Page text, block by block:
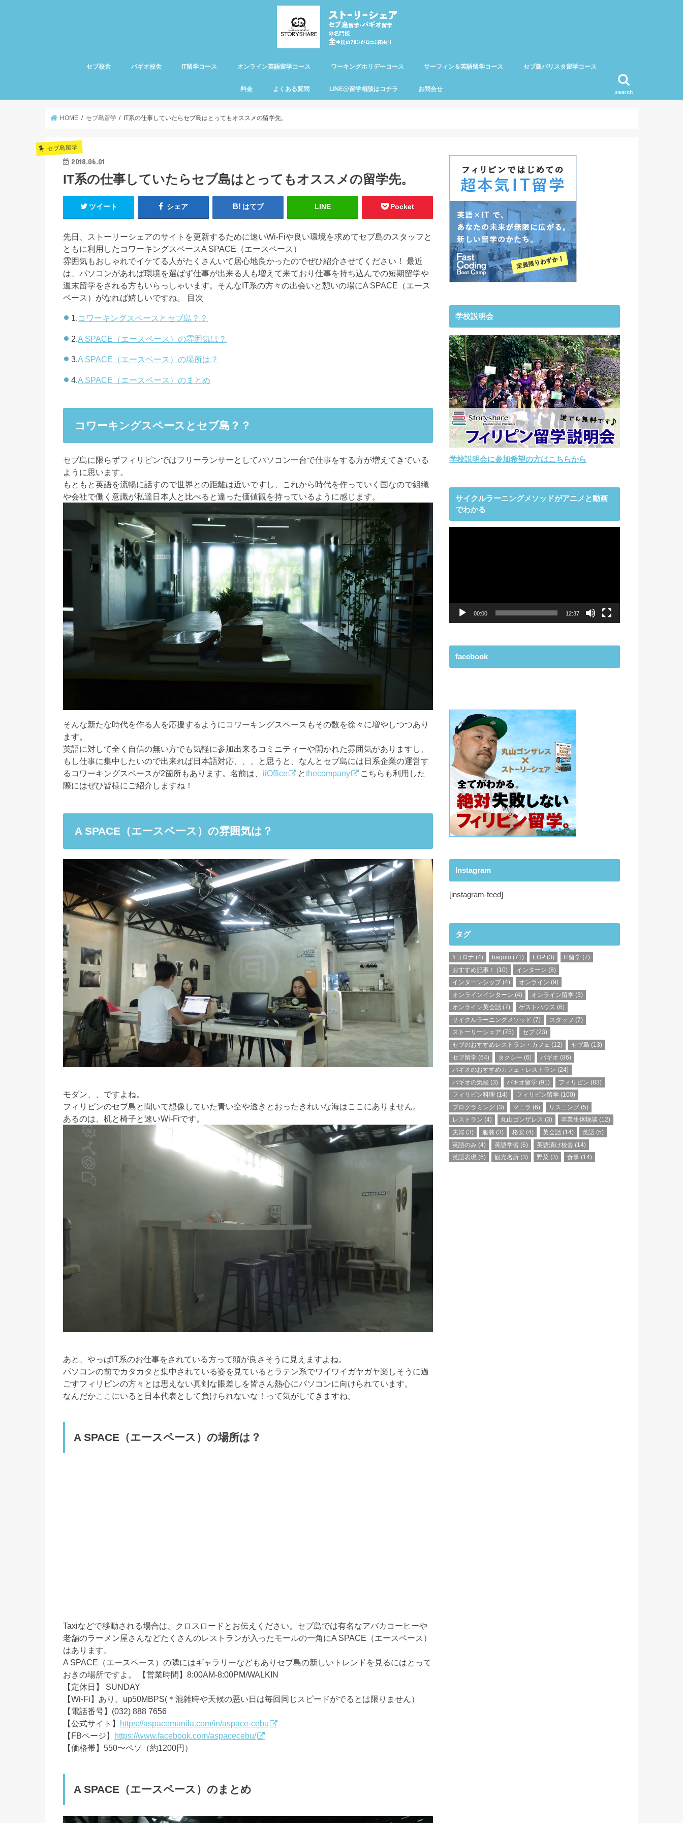
search
セブ校舎 バギオ校舎 IT留学コース オンライン英語留学コース ワーキングホリデーコース サーフィン＆英語留学コース セブ島バリスタ留学コース
料金 よくある質問 LINE@留学相談はコチラ お問合せ
HOME セブ島留学 IT系の仕事していたらセブ島はとってもオススメの留学先。
セブ島留学
2018.06.01
IT系の仕事していたらセブ島はとってもオススメの留学先。
ツイート シェア はてブ LINE Pocket
先日、ストーリーシェアのサイトを更新するために速いWi-Fiや良い環境を求めてセブ島のスタッフと
ともに利用したコワーキングスペースA SPACE（エースペース）
雰囲気もおしゃれでイケてる人がたくさんいて居心地良かったのでぜひ紹介させてください！ 最近
は、パソコンがあれば環境を選ばず仕事が出来る人も増えて来ており仕事を持ち込んでの短期留学や
週末留学をされる方もいらっしゃいます。そんなIT系の方々の出会いと憩いの場にA SPACE（エース
ペース）がなれば嬉しいですね。
目次
1.コワーキングスペースとセブ島？？
2.A SPACE（エースペース）の雰囲気は？
3.A SPACE（エースペース）の場所は？
4.A SPACE（エースペース）のまとめ
コワーキングスペースとセブ島？？
セブ島に限らずフィリピンではフリーランサーとしてパソコン一台で仕事をする方が増えてきている
ように思います。
もともと英語を流暢に話すので世界との距離は近いですし、これから時代を作っていく国なので組織
や会社で働く意識が私達日本人と比べると違った価値観を持っているように感じます。
そんな新たな時代を作る人を応援するようにコワーキングスペースもその数を徐々に増やしつつあり
ます。
英語に対して全く自信の無い方でも気軽に参加出来るコミニティーや開かれた雰囲気がありますし、
もし仕事に集中したいので出来れば日本語対応、、、と思うと、なんとセブ島には日系企業の運営す
るコワーキングスペースが2箇所もあります。名前は、 iiOffice とthecompany
こちらも利用した
際にはぜひ皆様にご紹介しますね！
A SPACE（エースペース）の雰囲気は？
モダン、、ですよね。
フィリピンのセブ島と聞いて想像していた青い空や透きとおったきれいな海はここにありません。
あるのは、机と椅子と速いWi-Fiです。
あと、やっぱIT系のお仕事をされている方って頭が良さそうに見えますよね。
パソコンの前でカタカタと集中されている姿を見ているとラテン系でワイワイガヤガヤ楽しそうに過
ごすフィリピンの方々とは思えない真剣な眼差しを皆さん熱心にパソコンに向けられています。
なんだかここにいると日本代表として負けられないな！って気がしてきますね。
A SPACE（エースペース）の場所は？
Taxiなどで移動される場合は、クロスロードとお伝えください。セブ島では有名なアバカコーヒーや
老舗のラーメン屋さんなどたくさんのレストランが入ったモールの一角にA SPACE（エースペース）
はあります。
A SPACE（エースペース）の隣にはギャラリーなどもありセブ島の新しいトレンドを見るにはとって
おきの場所ですよ。 【営業時間】8:00AM-8:00PM/WALKIN
【定休日】 SUNDAY
【Wi-Fi】あり。up50MBPS(＊混雑時や天候の悪い日は毎回同じスピードがでるとは限りません）
【電話番号】(032) 888 7656
【公式サイト】 https://aspacemanila.com/in/aspace-cebu
【FBページ】 https://www.facebook.com/aspacecebu/
【価格帯】550〜ペソ（約1200円）
A SPACE（エースペース）のまとめ
学校説明会
学校説明会に参加希望の方はこちらから
サイクルラーニングメソッドがアニメと動画
でわかる
00:00 12:37
facebook
Instagram
[instagram-feed]
タグ
#コロナ (4) baguio (71) EOP (3) IT留学(7)
おすすめ記事！ (10) インターン (8)
インターンシップ (4) オンライン (9)
オンラインインターン (4) オンライン留学 (3)
オンライン英会話 (7) ゲストハウス (6)
サイクルラーニングメソッド (7) スタッフ (7)
ストーリーシェア (75) セブ (23)
セブのおすすめレストラン・カフェ (12) セブ島 (13)
セブ留学 (64) タクシー (6) バギオ (86)
バギオのおすすめカフェ・レストラン (24)
バギオの気候 (3) バギオ留学 (91) フィリピン (83)
フィリピン料理 (14) フィリピン留学 (100)
プログラミング (3) マニラ (6) リスニング (5)
レストラン (4) 丸山ゴンザレス (3) 卒業生体験談 (12)
夫婦 (3) 服装 (3) 格安 (4) 英会話(14) 英語 (5)
英語のみ (4) 英語学習 (6) 英語漬け校舎 (14)
英語表現 (6) 観光名所 (3) 野菜 (3) 食事(14)